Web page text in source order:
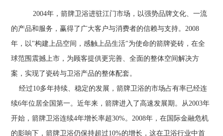
2004年，箭牌卫浴进驻江门市场，以强势品牌文化、一流
的产品和服务，赢得了广大客户与消费者的信赖与支持。2008
年，以"构建上品空间，感触上品生活"为使命的箭牌瓷砖，在全
球范围震撼上市，为顾客提供更完善、全面的整体空间解决方
案，实现了瓷砖与卫浴产品的整体配套。
经过10多年持续、稳定的发展，箭牌卫浴的市场占有率已经连
续6年位居全国第一。近年来，箭牌进入了高速发展期。从2003年
开始，箭牌卫浴连续4年增长率超30%。2008年，在国际金融危机
的影响下，箭牌卫浴仍保持超过10%的增长，这在卫浴行业中首